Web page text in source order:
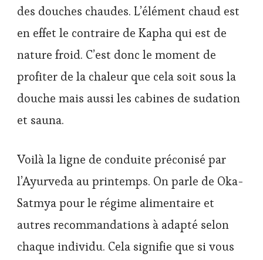
des douches chaudes. L’élément chaud est
en effet le contraire de Kapha qui est de
nature froid. C’est donc le moment de
profiter de la chaleur que cela soit sous la
douche mais aussi les cabines de sudation
et sauna.
Voilà la ligne de conduite préconisé par
l’Ayurveda au printemps. On parle de Oka-
Satmya pour le régime alimentaire et
autres recommandations à adapté selon
chaque individu. Cela signifie que si vous